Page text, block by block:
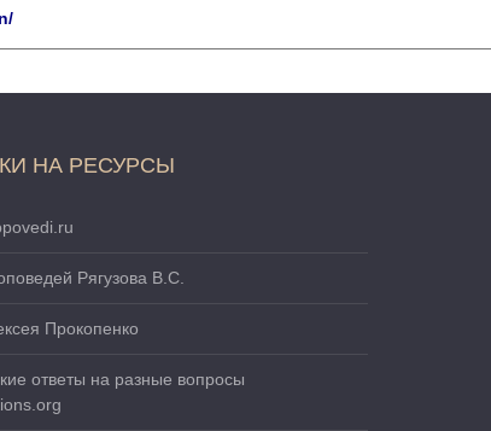
НА РЕСУРСЫ
Рягузова В.С.
Прокопенко
ответы на разные вопросы